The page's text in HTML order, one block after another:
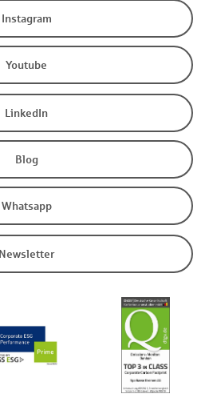
Instagram
Youtube
LinkedIn
Blog
Whatsapp
Newsletter